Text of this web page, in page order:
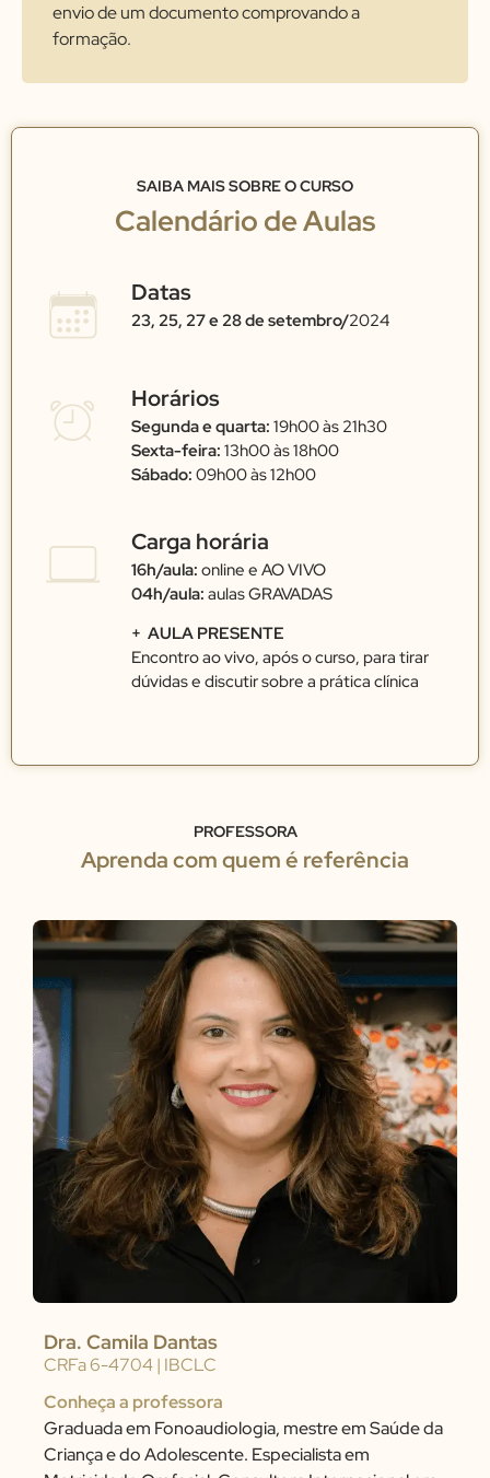
envio de um documento comprovando a
formação.
SAIBA MAIS SOBRE O CURSO
Calendário de Aulas
Datas
23, 25, 27 e 28 de setembro/2024
Horários
Segunda e quarta: 19h00 às 21h30
Sexta-feira: 13h00 às 18h00
Sábado: 09h00 às 12h00
Carga horária
16h/aula: online e AO VIVO
04h/aula: aulas GRAVADAS
+ AULA PRESENTE
Encontro ao vivo, após o curso, para tirar
dúvidas e discutir sobre a prática clínica
PROFESSORA
Aprenda com quem é referência
Dra. Camila Dantas
CRFa 6-4704 | IBCLC
Conheça a professora
Graduada em Fonoaudiologia, mestre em Saúde da
Criança e do Adolescente. Especialista em